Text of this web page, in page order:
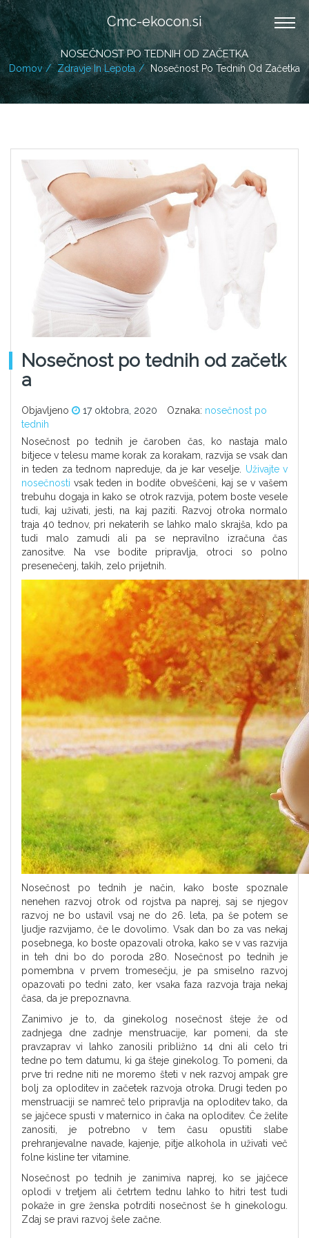
Cmc-ekocon.si
NOSEČNOST PO TEDNIH OD ZAČETKA
Domov Zdravje In Lepota Nosečnost Po Tednih Od Začetka
Nosečnost po tednih od začetk
a
Objavljeno 17 oktobra, 2020 Oznaka: nosečnost po
tednih
Nosečnost po tednih je čaroben čas, ko nastaja malo
bitjece v telesu mame korak za korakam, razvija se vsak dan
in teden za tednom napreduje, da je kar veselje. Uživajte v
nosečnosti vsak teden in bodite obveščeni, kaj se v vašem
trebuhu dogaja in kako se otrok razvija, potem boste vesele
tudi, kaj uživati, jesti, na kaj paziti. Razvoj otroka normalo
traja 40 tednov, pri nekaterih se lahko malo skrajša, kdo pa
tudi malo zamudi ali pa se nepravilno izračuna čas
zanositve. Na vse bodite pripravlja, otroci so polno
presenečenj, takih, zelo prijetnih.
Nosečnost po tednih je način, kako boste spoznale
nenehen razvoj otrok od rojstva pa naprej, saj se njegov
razvoj ne bo ustavil vsaj ne do 26. leta, pa še potem se
ljudje razvijamo, če le dovolimo. Vsak dan bo za vas nekaj
posebnega, ko boste opazovali otroka, kako se v vas razvija
in teh dni bo do poroda 280. Nosečnost po tednih je
pomembna v prvem tromesečju, je pa smiselno razvoj
opazovati po tedni zato, ker vsaka faza razvoja traja nekaj
časa, da je prepoznavna.
Zanimivo je to, da ginekolog nosečnost šteje že od
zadnjega dne zadnje menstruacije, kar pomeni, da ste
pravzaprav vi lahko zanosili približno 14 dni ali celo tri
tedne po tem datumu, ki ga šteje ginekolog. To pomeni, da
prve tri redne niti ne moremo šteti v nek razvoj ampak gre
bolj za oploditev in začetek razvoja otroka. Drugi teden po
menstruaciji se namreč telo pripravlja na oploditev tako, da
se jajčece spusti v maternico in čaka na oploditev. Če želite
zanositi, je potrebno v tem času opustiti slabe
prehranjevalne navade, kajenje, pitje alkohola in uživati več
folne kisline ter vitamine.
Nosečnost po tednih je zanimiva naprej, ko se jajčece
oplodi v tretjem ali četrtem tednu lahko to hitri test tudi
pokaže in gre ženska potrditi nosečnost še h ginekologu.
Zdaj se pravi razvoj šele začne.